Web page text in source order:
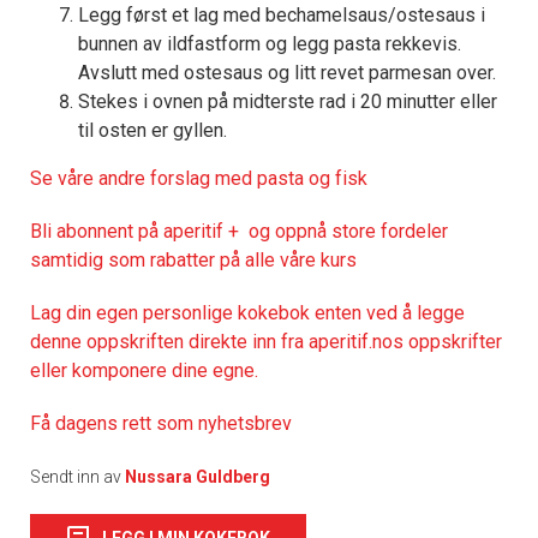
Legg først et lag med bechamelsaus/ostesaus i
bunnen av ildfastform og legg pasta rekkevis.
Avslutt med ostesaus og litt revet parmesan over.
Stekes i ovnen på midterste rad i 20 minutter eller
til osten er gyllen.
Se våre andre forslag med pasta og fisk
Bli abonnent på aperitif + og oppnå store fordeler
samtidig som rabatter på alle våre kurs
Lag din egen personlige kokebok enten ved å legge
denne oppskriften direkte inn fra aperitif.nos oppskrifter
eller komponere dine egne.
Få dagens rett som nyhetsbrev
Sendt inn av Nussara Guldberg